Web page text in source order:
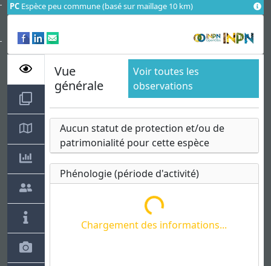
PC Espèce peu commune (basé sur maillage 10 km)
Vue
générale
Voir toutes les
observations
Aucun statut de protection et/ou de
patrimonialité pour cette espèce
Phénologie (période d'activité)
Chargement des informations...
Chargement des informations...